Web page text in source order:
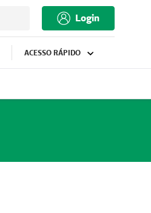
Login
ACESSO RÁPIDO